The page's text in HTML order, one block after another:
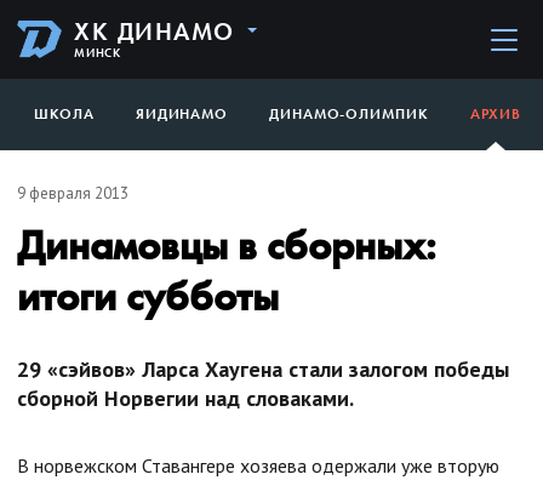
ХК ДИНАМО
МИНСК
ШКОЛА ЯИДИНАМО ДИНАМО-ОЛИМПИК АРХИВ
9 февраля 2013
Динамовцы в сборных:
итоги субботы
29 «сэйвов» Ларса Хаугена стали залогом победы
сборной Норвегии над словаками.
В норвежском Ставангере хозяева одержали уже вторую